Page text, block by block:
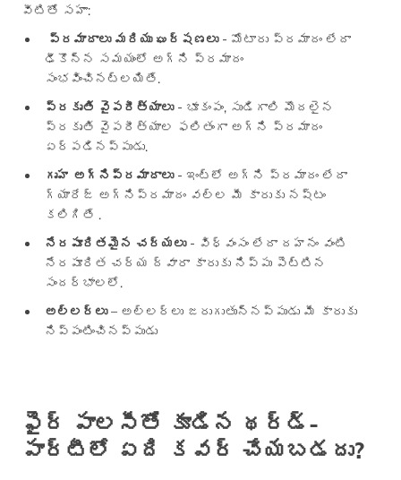
వీటితో సహా:
ప్రమాదాలు మరియు ఘర్షణలు - మోటారు ప్రమాదం లేదా
ఢీకొన్న సమయంలో అగ్ని ప్రమాదం
సంభవించినట్లయితే.
ప్రకృతి వైపరీత్యాలు - భూకంపం, సుడిగాలి మొదలైన
ప్రకృతి వైపరీత్యాల ఫలితంగా అగ్ని ప్రమాదం
ఏర్పడినప్పుడు.
గృహ అగ్నిప్రమాదాలు - ఇంట్లో అగ్ని ప్రమాదం లేదా
గ్యారేజ్ అగ్నిప్రమాదం వల్ల మీ కారుకు నష్టం
కలిగితే .
నేరపూరితమైన చర్యలు - విధ్వంసం లేదా దహనం వంటి
నేరపూరిత చర్య ద్వారా కారుకు నిప్పు పెట్టిన
సందర్భాలలో.
అల్లర్లు– అల్లర్లు జరుగుతున్నప్పుడు మీ కారుకు
నిప్పంటించినప్పుడు
ఫైర్ పాలసీతో కూడిన థర్డ్-
పార్టీలో ఏది కవర్ చేయబడదు?